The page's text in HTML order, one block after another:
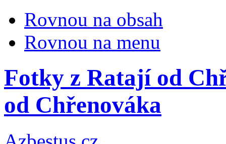
Rovnou na obsah
Rovnou na menu
Fotky z Ratají od
od Chřenováka